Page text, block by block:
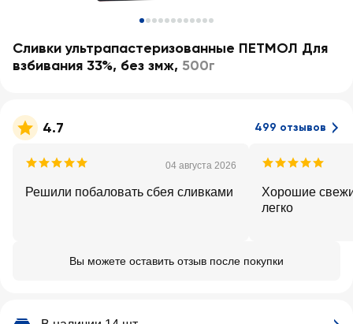
Сливки ультрапастеризованные ПЕТМОЛ Для
взбивания 33%, без змж, 500г
4.7 499 отзывов
04 августа 2026
Решили побаловать сбея сливками
Хорошие
легко
Вы можете оставить отзыв после покупки